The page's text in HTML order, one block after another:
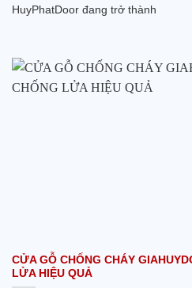
HuyPhatDoor đang trở thành
CỬA GỖ CHỐNG CHÁY
LỬA HIỆU QUẢ